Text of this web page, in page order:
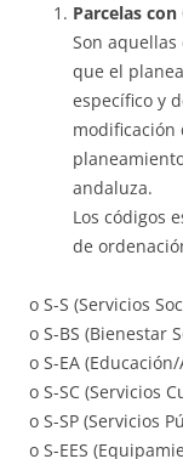
Parcelas
Son aquellas
que el
específico y
modificación
andaluza.
Los códigos
de
o S-S (Servicios
o S-BS (Bienestar
o S-EA
o S-SC (Servicios
o S-SP (Servicios
o S-EES